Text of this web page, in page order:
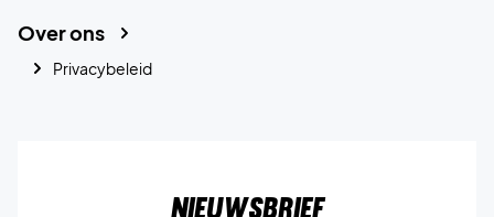
Over ons
Privacybeleid
Nieuwsbrief